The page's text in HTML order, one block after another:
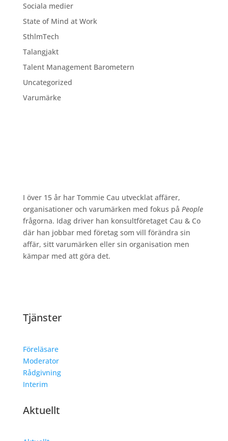
Sociala medier
State of Mind at Work
SthlmTech
Talangjakt
Talent Management Barometern
Uncategorized
Varumärke
I över 15 år har Tommie Cau utvecklat affärer,
organisationer och varumärken med fokus på People
frågorna. Idag driver han konsultföretaget Cau & Co
där han jobbar med företag som vill förändra sin
affär, sitt varumärken eller sin organisation men
kämpar med att göra det.
Tjänster
Föreläsare
Moderator
Rådgivning
Interim
Aktuellt